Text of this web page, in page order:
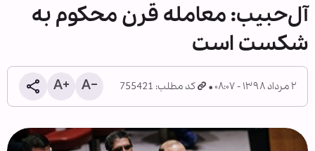
آل‌حبیب: معامله قرن محکوم به
شکست است
۲ مرداد ۱۳۹۸ - ۰۸:۰۷ کد مطلب: 755421